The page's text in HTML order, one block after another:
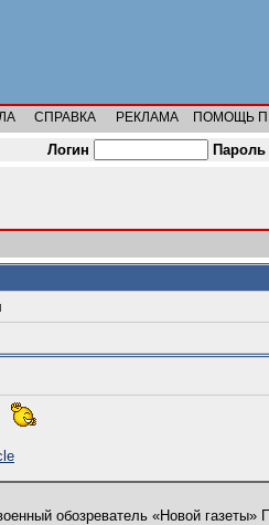
СПРАВКА РЕКЛАМА ПОМОЩЬ
Логин Пароль
обозреватель «Новой газеты»